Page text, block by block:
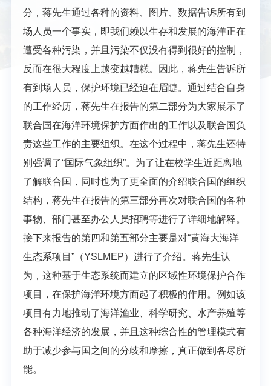
分，蒋先生通过各种的资料、图片、数据告诉所有到
场人员一个事实，即我们赖以生存和发展的海洋正在
遭受各种污染，并且污染不仅没有得到很好的控制，
反而在很大程度上越变越糟糕。因此，蒋先生告诉所
有到场人员，保护环境已经迫在眉睫。通过结合自身
的工作经历，蒋先生在报告的第二部分为大家展示了
联合国在海洋环境保护方面作出的工作以 及联合国负
责这些工作的主要组织。在这个过程中，蒋先生还特
别强调了“国际气象组织”。为了让在校学生近距离地
了解联合国，同时也为了更全面的介绍联合国的组织
结构，蒋先生在报告的第三部分再次对联合国的各种
事物、部门甚至办公人员招聘等进行了详细地解释。
接下来报告的第四和第五部分主要是对“黄海大海洋
生态系项目”（YSLMEP）进行了介绍。蒋先生认
为，这种基于生态系统而建立的区域性环境保护合作
项目，在保护海洋环境方面起了积极的作用。例如该
项目有力地推动了海洋渔业、科学研究、水产养殖等
各种海洋经济的发展，并且这种综合性的管理模式有
助于减少参与国之间的分歧和摩擦，真正做到各尽所
能。